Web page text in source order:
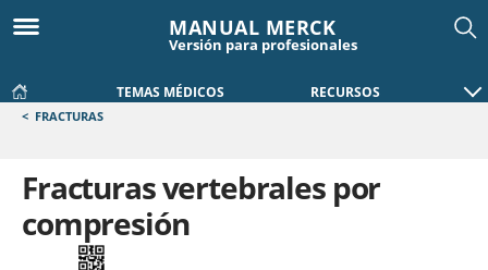
MANUAL MERCK
Versión para profesionales
TEMAS MÉDICOS RECURSOS
< FRACTURAS
Fracturas vertebrales por
compresión